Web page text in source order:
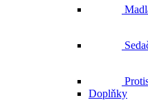
Doplňky